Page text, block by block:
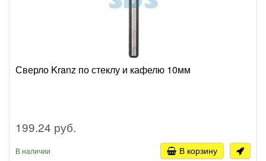
Сверло Kranz по стеклу и кафелю 10мм
199.24 руб.
В наличии В корзину